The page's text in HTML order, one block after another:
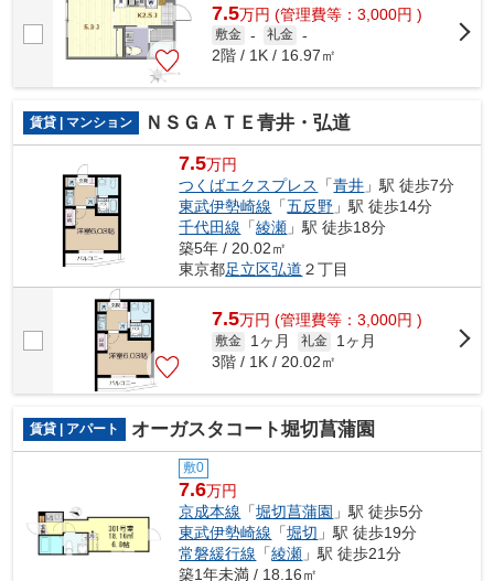
7.5万円 (管理費等：3,000円 )
敷金 - 礼金 -
2階 / 1K / 16.97㎡
賃貸 | マンション ＮＳＧＡＴＥ青井・弘道
7.5万円
つくばエクスプレス
「青井 」駅 徒歩7分
東武伊勢崎線 「五反野 」駅 徒歩14分
千代田線 「綾瀬 」駅 徒歩18分
築5年 / 20.02㎡
東京都足立区弘道 ２丁目
7.5万円 (管理費等：3,000円 )
敷金 1ヶ月 礼金
1ヶ月
3階 / 1K / 20.02㎡
賃貸 | アパート オーガスタコート堀切菖蒲園
敷0
7.6万円
京成本線 「堀切菖蒲園 」駅 徒歩5分
東武伊勢崎線 「堀切 」駅 徒歩19分
常磐緩行線 「綾瀬 」駅 徒歩21分
築1年未満 / 18.16㎡